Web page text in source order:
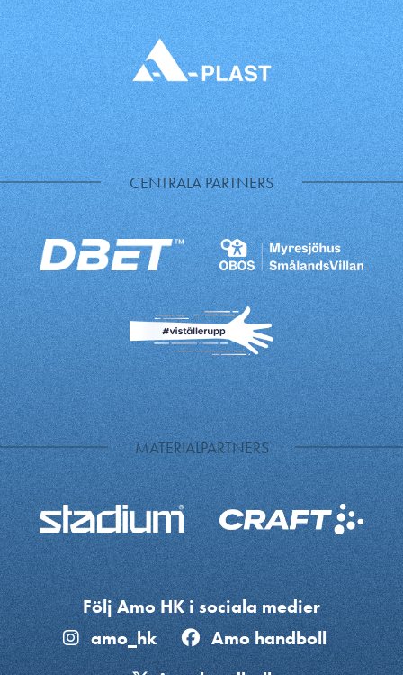
CENTRALA PARTNERS
MATERIALPARTNERS
Följ Amo HK i sociala medier
amo_hk
Amo handboll